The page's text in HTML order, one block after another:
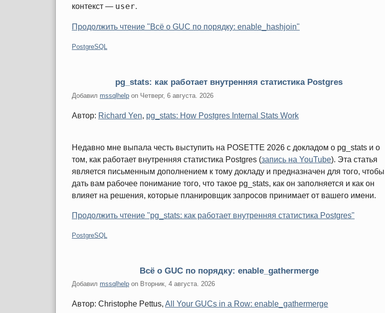
контекст — user.
Продолжить чтение "Всё о GUC по порядку: enable_hashjoin"
Категории:
PostgreSQL
pg_stats: как работает внутренняя статистика Postgres
Добавил mssqlhelp on Четверг, 6 августа. 2026
Автор: Richard Yen, pg_stats: How Postgres Internal Stats Work
Недавно мне выпала честь выступить на POSETTE 2026 с докладом о pg_stats и о
том, как работает внутренняя статистика Postgres (запись на YouTube). Эта статья
является письменным дополнением к тому докладу и предназначен для того, чтобы
дать вам рабочее понимание того, что такое pg_stats, как он заполняется и как он
влияет на решения, которые планировщик запросов принимает от вашего имени.
Продолжить чтение "pg_stats: как работает внутренняя статистика Postgres"
Категории:
PostgreSQL
Всё о GUC по порядку: enable_gathermerge
Добавил mssqlhelp on Вторник, 4 августа. 2026
Автор: Christophe Pettus, All Your GUCs in a Row: enable_gathermerge